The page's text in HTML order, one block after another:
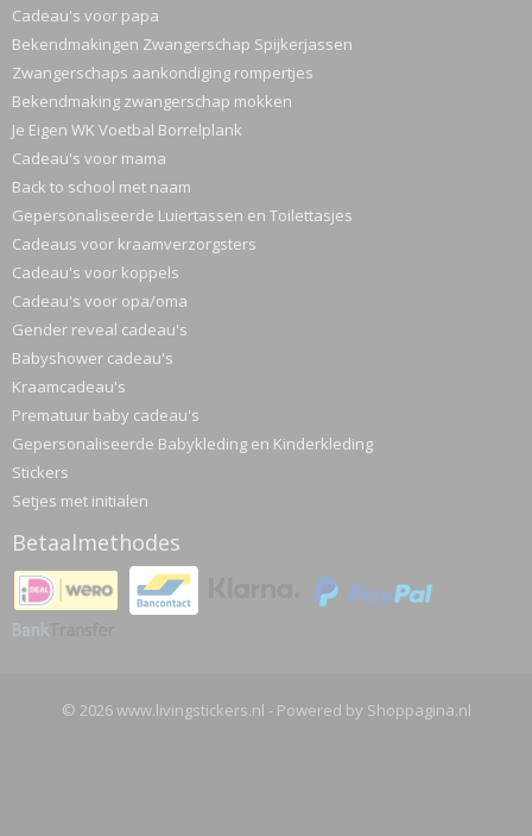
Cadeau's voor papa
Bekendmakingen Zwangerschap Spijkerjassen
Zwangerschaps aankondiging rompertjes
Bekendmaking zwangerschap mokken
Je Eigen WK Voetbal Borrelplank
Cadeau's voor mama
Back to school met naam
Gepersonaliseerde Luiertassen en Toilettasjes
Cadeaus voor kraamverzorgsters
Cadeau's voor koppels
Cadeau's voor opa/oma
Gender reveal cadeau's
Babyshower cadeau's
Kraamcadeau's
Prematuur baby cadeau's
Gepersonaliseerde Babykleding en Kinderkleding
Stickers
Setjes met initialen
Betaalmethodes
© 2026 www.livingstickers.nl - Powered by Shoppagina.nl